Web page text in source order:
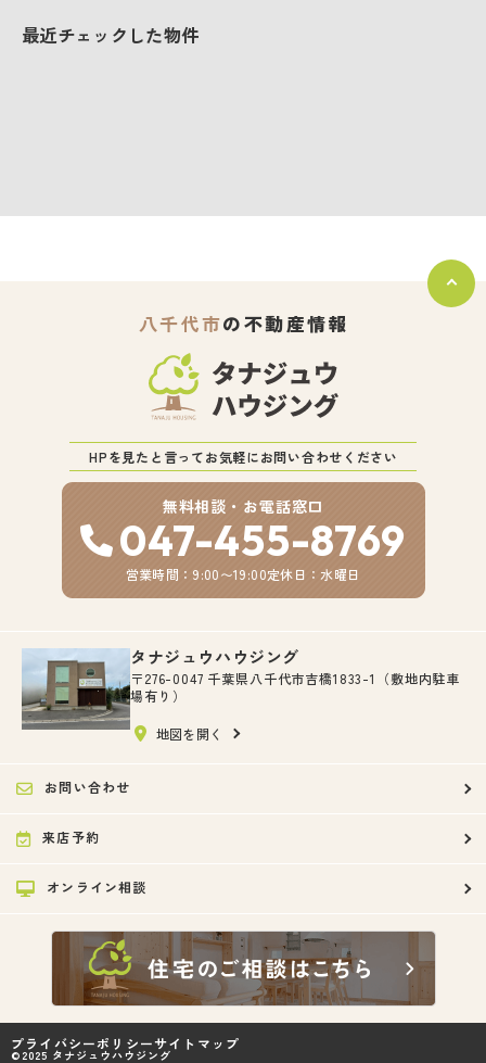
最近チェックした物件
八千代市の不動産情報
HPを見たと言ってお気軽にお問い合わせください
無料相談・お電話窓口
047-455-8769
営業時間：9:00〜19:00定休日：水曜日
タナジュウハウジング
〒276-0047 千葉県八千代市吉橋1833-1（敷地内駐車
場有り）
地図を開く
お問い合わせ
来店予約
オンライン相談
プライバシーポリシーサイトマップ
©2025 タナジュウハウジング